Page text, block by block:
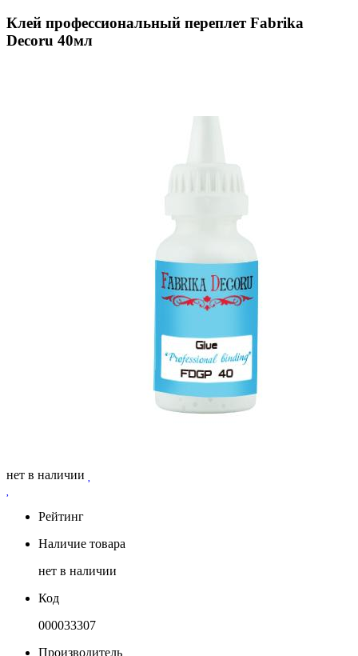
Клей профессиональный переплет Fabrika
Decoru 40мл
нет в наличии
Рейтинг
Наличие товара
нет в наличии
Код
000033307
Производитель